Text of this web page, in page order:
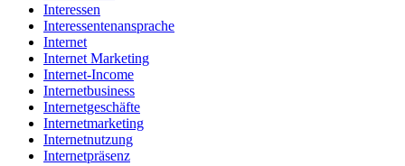
Interessen
Interessentenansprache
Internet
Internet Marketing
Internet-Income
Internetbusiness
Internetgeschäfte
Internetmarketing
Internetnutzung
Internetpräsenz